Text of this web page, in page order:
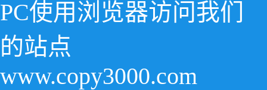
PC使用浏览器访问我们
的站点
www.copy3000.com